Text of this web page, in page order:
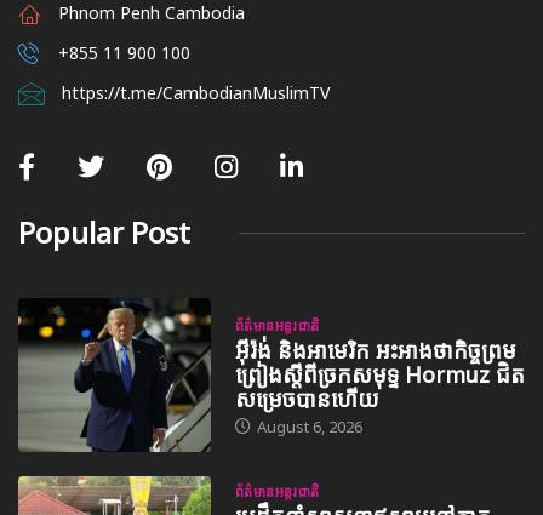
Phnom Penh Cambodia
+855 11 900 100
https://t.me/CambodianMuslimTV
Popular Post
ព័ត៌មានអន្តរជាតិ
អ៊ីរ៉ង់ និងអាមេរិក អះអាងថាកិច្ចព្រម
ព្រៀងស្តីពីច្រកសមុទ្ទ Hormuz ជិត
សម្រេចបានហើយ
August 6, 2026
ព័ត៌មានអន្តរជាតិ